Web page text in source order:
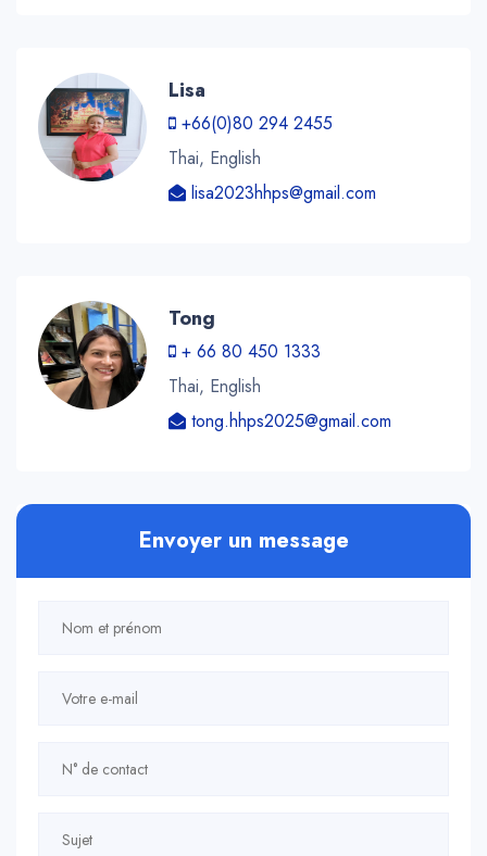
Lisa
+66(0)80 294 2455
Thai, English
lisa2023hhps@gmail.com
Tong
+ 66 80 450 1333
Thai, English
tong.hhps2025@gmail.com
Envoyer un message